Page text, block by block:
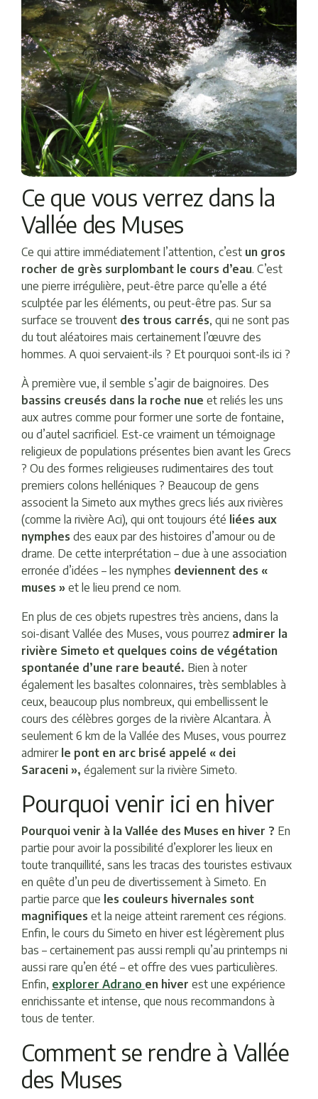
Ce que vous verrez dans la
Vallée des Muses
Ce qui attire immédiatement l’attention, c’est un gros
rocher de grès surplombant le cours d’eau. C’est
une pierre irrégulière, peut-être parce qu’elle a été
sculptée par les éléments, ou peut-être pas. Sur sa
surface se trouvent des trous carrés, qui ne sont pas
du tout aléatoires mais certainement l’œuvre des
hommes. A quoi servaient-ils ? Et pourquoi sont-ils ici ?
À première vue, il semble s’agir de baignoires. Des
bassins creusés dans la roche nue et reliés les uns
aux autres comme pour former une sorte de fontaine,
ou d’autel sacrificiel. Est-ce vraiment un témoignage
religieux de populations présentes bien avant les Grecs
? Ou des formes religieuses rudimentaires des tout
premiers colons helléniques ? Beaucoup de gens
associent la Simeto aux mythes grecs liés aux rivières
(comme la rivière Aci), qui ont toujours été liées aux
nymphes des eaux par des histoires d’amour ou de
drame. De cette interprétation – due à une association
erronée d’idées – les nymphes deviennent des «
muses » et le lieu prend ce nom.
En plus de ces objets rupestres très anciens, dans la
soi-disant Vallée des Muses, vous pourrez admirer la
rivière Simeto et quelques coins de végétation
spontanée d’une rare beauté. Bien à noter
également les basaltes colonnaires, très semblables à
ceux, beaucoup plus nombreux, qui embellissent le
cours des célèbres gorges de la rivière Alcantara. À
seulement 6 km de la Vallée des Muses, vous pourrez
admirerle pont en arc brisé appelé « dei
Saraceni », également sur la rivière Simeto.
Pourquoi venir ici en hiver
Pourquoi venir à la Vallée des Muses en hiver ? En
partie pour avoir la possibilité d’explorer les lieux en
toute tranquillité, sans les tracas des touristes estivaux
en quête d’un peu de divertissement à Simeto. En
partie parce que les couleurs hivernales sont
magnifiques et la neige atteint rarement ces régions.
Enfin, le cours du Simeto en hiver est légèrement plus
bas – certainement pas aussi rempli qu’au printemps ni
aussi rare qu’en été – et offre des vues particulières.
Enfin, explorer Adrano en hiver est une expérience
enrichissante et intense, que nous recommandons à
tous de tenter.
Comment se rendre à Vallée
des Muses